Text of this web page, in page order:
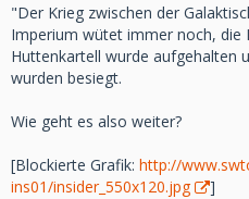
"Der Krieg zwischen der
Imperium wütet immer noch, die
Huttenkartell wurde aufgehalten
wurden besiegt.
Wie geht es also weiter?
[Blockierte Grafik: http://
ins01/insider_550x120.jpg
]